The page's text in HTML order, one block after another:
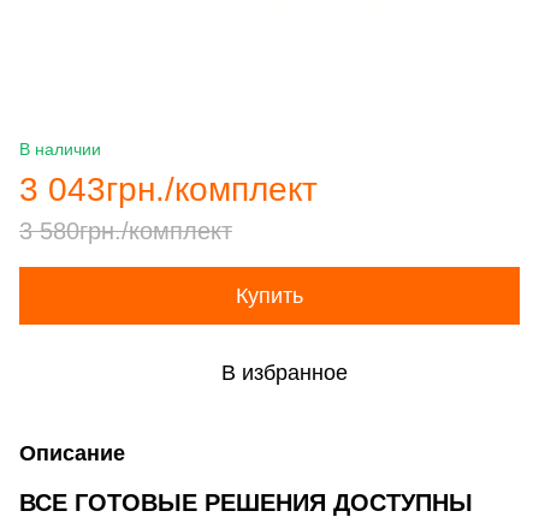
В наличии
3 043грн./комплект
3 580грн./комплект
Купить
В избранное
Описание
ВСЕ ГОТОВЫЕ РЕШЕНИЯ ДОСТУПНЫ